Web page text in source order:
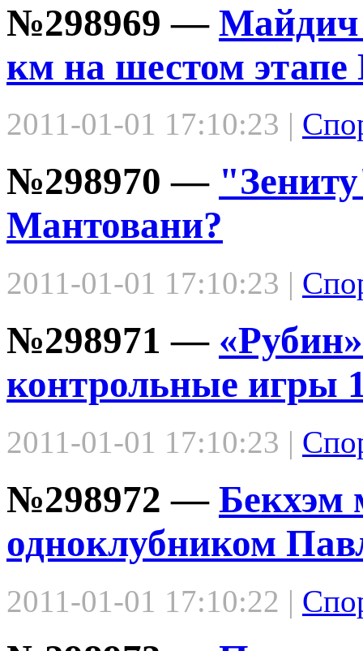
№298969 — Майдич
км на шестом
2011-01-01 17:10:23 |
№298970 —
Мантовани?
2011-01-01 17:10:23 |
№298971 —
контрольные игры
2011-01-01 17:10:23 |
№298972 — Бекхэм
одноклубником
2011-01-01 17:10:22 |